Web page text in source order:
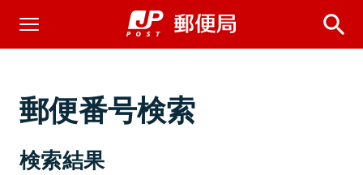
郵便番号検索
検索結果